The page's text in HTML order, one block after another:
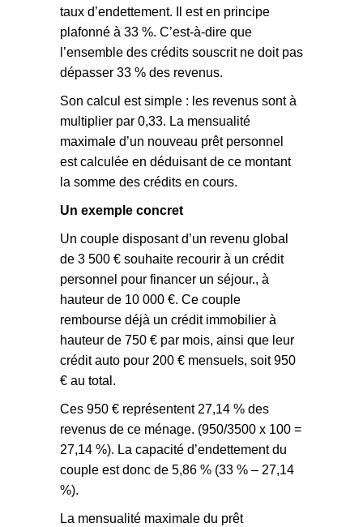
taux d’endettement. Il est en principe
plafonné à 33 %. C’est-à-dire que
l’ensemble des crédits souscrit ne doit pas
dépasser 33 % des revenus.
Son calcul est simple : les revenus sont à
multiplier par 0,33. La mensualité
maximale d’un nouveau prêt personnel
est calculée en déduisant de ce montant
la somme des crédits en cours.
Un exemple concret
Un couple disposant d’un revenu global
de 3 500 € souhaite recourir à un crédit
personnel pour financer un séjour., à
hauteur de 10 000 €. Ce couple
rembourse déjà un crédit immobilier à
hauteur de 750 € par mois, ainsi que leur
crédit auto pour 200 € mensuels, soit 950
€ au total.
Ces 950 € représentent 27,14 % des
revenus de ce ménage. (950/3500 x 100 =
27,14 %). La capacité d’endettement du
couple est donc de 5,86 % (33 % – 27,14
%).
La mensualité maximale du prêt